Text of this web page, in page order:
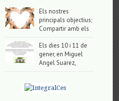
Els nostres
principals objectius;
Compartir amb els
Els dies 10 i 11 de
gener, en Miguel
Angel Suarez,